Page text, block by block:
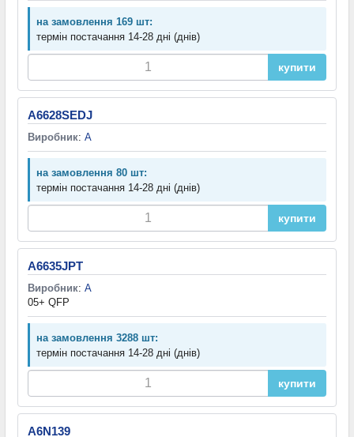
на замовлення 169 шт:
термін постачання 14-28 дні (днів)
купити
A6628SEDJ
Виробник: A
на замовлення 80 шт:
термін постачання 14-28 дні (днів)
купити
A6635JPT
Виробник: A
05+ QFP
на замовлення 3288 шт:
термін постачання 14-28 дні (днів)
купити
A6N139